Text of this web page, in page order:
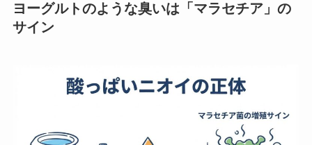
ヨーグルトのような臭いは「マラセチア」の
サイン